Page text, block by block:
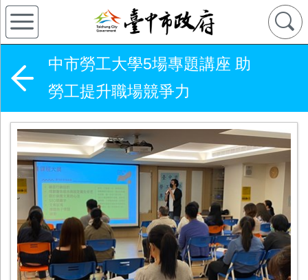
中市勞工大學5場專題講座 助
勞工提升職場競爭力